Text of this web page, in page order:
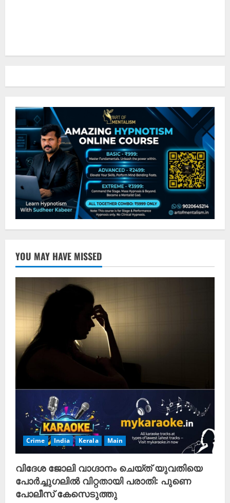
YOU MAY HAVE MISSED
Crime India Kerala Main
വിദേശ ജോലി വാഗ്ദാനം ചെയ്ത് യുവതിയെ
പോർച്ചുഗലിൽ വിറ്റതായി പരാതി: പുണെ
പോലീസ് കേസെടുത്തു